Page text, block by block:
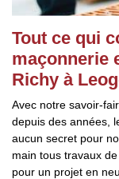
Tout ce qui
maçonnerie
Richy à
Avec notre savoir-
depuis des années,
aucun secret pour
main tous travaux
pour un projet en